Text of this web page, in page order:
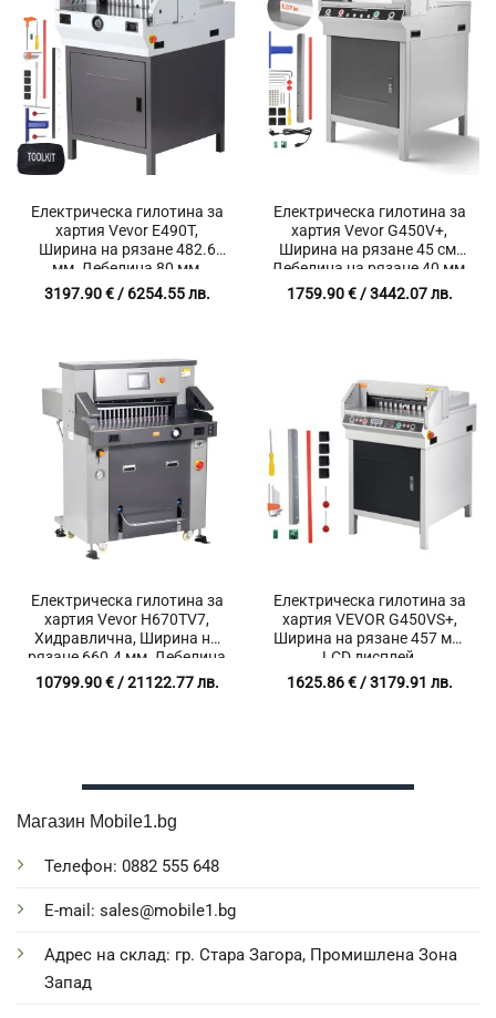
Електрическа гилотина за
хартия Vevor E490T,
Ширина на рязане 482.6
мм, Дебелина 80 мм,
Тъчскрийн
3197.90€/ 6254.55 лв.
Електрическа гилотина за
хартия Vevor G450V+,
Ширина на рязане 45 см,
Дебелина на рязане 40 мм,
Инфрачервена защита
1759.90€/ 3442.07 лв.
Електрическа гилотина за
хартия Vevor H670TV7,
Хидравлична, Ширина на
рязане 660.4 мм, Дебелина
до 80 мм, Тъчскрийн
10799.90€/ 21122.77 лв.
Електрическа гилотина за
хартия VEVOR G450VS+,
Ширина на рязане 457 мм,
LCD дисплей,
Инфрачервено насочване
1625.86€/ 3179.91 лв.
Магазин Mobile1.bg
Телефон: 0882 555 648
E-mail: sales@mobile1.bg
Адрес на склад: гр. Стара Загора, Промишлена Зона
Запад